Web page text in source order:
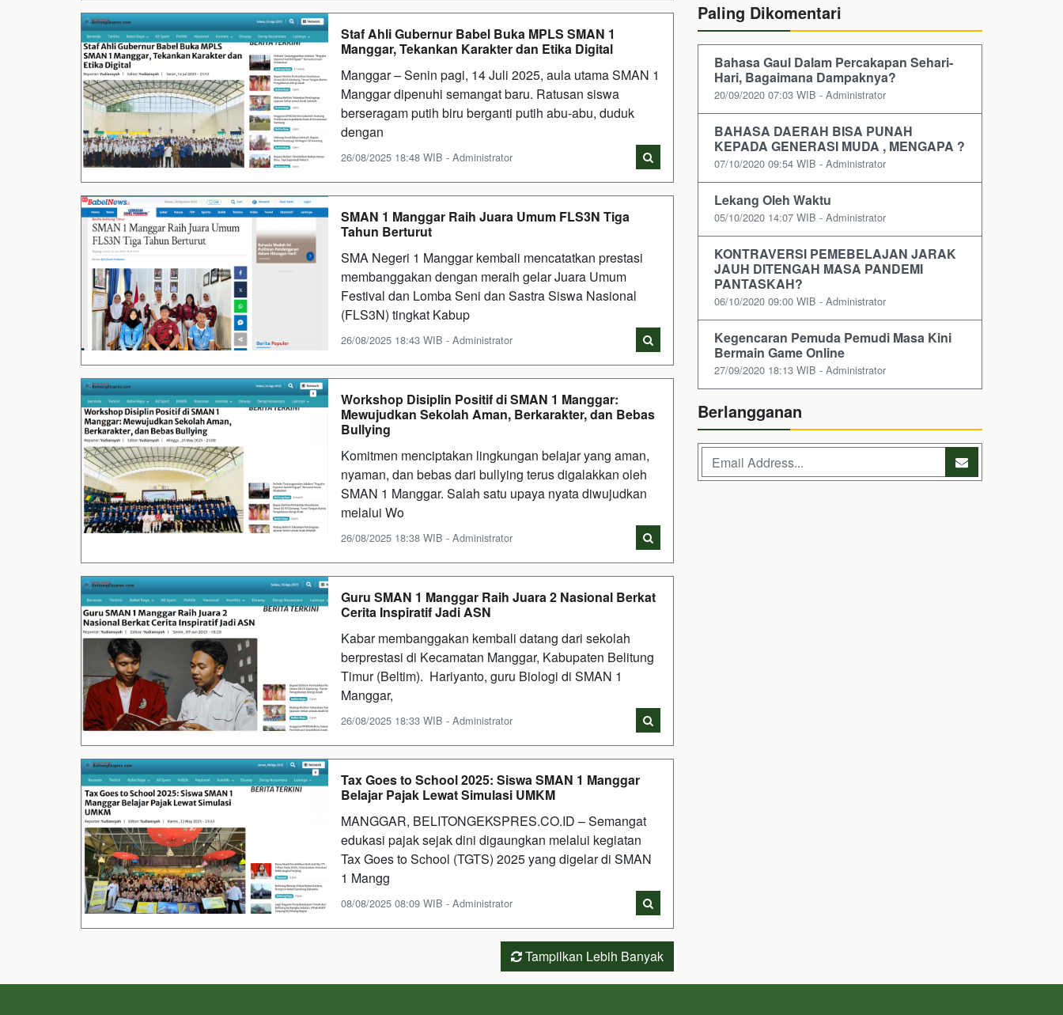
Staf Ahli Gubernur Babel Buka MPLS SMAN 1
Manggar, Tekankan Karakter dan Etika Digital
Manggar – Senin pagi, 14 Juli 2025, aula utama SMAN 1
Manggar dipenuhi semangat baru. Ratusan siswa
berseragam putih biru berganti putih abu-abu, duduk
dengan
26/08/2025 18:48 WIB - Administrator
SMAN 1 Manggar Raih Juara Umum FLS3N Tiga
Tahun Berturut
SMA Negeri 1 Manggar kembali mencatatkan prestasi
membanggakan dengan meraih gelar Juara Umum
Festival dan Lomba Seni dan Sastra Siswa Nasional
(FLS3N) tingkat Kabup
26/08/2025 18:43 WIB - Administrator
Workshop Disiplin Positif di SMAN 1 Manggar:
Mewujudkan Sekolah Aman, Berkarakter, dan Bebas
Bullying
Komitmen menciptakan lingkungan belajar yang aman,
nyaman, dan bebas dari bullying terus digalakkan oleh
SMAN 1 Manggar. Salah satu upaya nyata diwujudkan
melalui Wo
26/08/2025 18:38 WIB - Administrator
Guru SMAN 1 Manggar Raih Juara 2 Nasional Berkat
Cerita Inspiratif Jadi ASN
Kabar membanggakan kembali datang dari sekolah
berprestasi di Kecamatan Manggar, Kabupaten Belitung
Timur (Beltim). Hariyanto, guru Biologi di SMAN 1
Manggar,
26/08/2025 18:33 WIB - Administrator
Tax Goes to School 2025: Siswa SMAN 1 Manggar
Belajar Pajak Lewat Simulasi UMKM
MANGGAR, BELITONGEKSPRES.CO.ID – Semangat
edukasi pajak sejak dini digaungkan melalui kegiatan
Tax Goes to School (TGTS) 2025 yang digelar di SMAN
1 Mangg
08/08/2025 08:09 WIB - Administrator
Tampilkan Lebih Banyak
Paling Dikomentari
Bahasa Gaul Dalam Percakapan Sehari-
Hari, Bagaimana Dampaknya?
20/09/2020 07:03 WIB - Administrator
BAHASA DAERAH BISA PUNAH
KEPADA GENERASI MUDA , MENGAPA ?
07/10/2020 09:54 WIB - Administrator
Lekang Oleh Waktu
05/10/2020 14:07 WIB - Administrator
KONTRAVERSI PEMEBELAJAN JARAK
JAUH DITENGAH MASA PANDEMI
PANTASKAH?
06/10/2020 09:00 WIB - Administrator
Kegencaran Pemuda Pemudi Masa Kini
Bermain Game Online
27/09/2020 18:13 WIB - Administrator
Berlangganan